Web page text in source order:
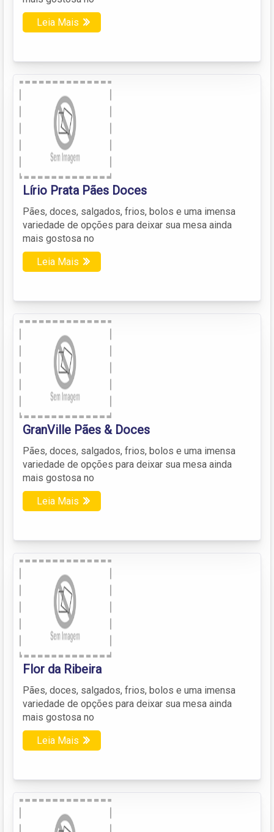
Leia Mais
Lírio Prata Pães Doces
Pães, doces, salgados, frios, bolos e uma imensa
variedade de opções para deixar sua mesa ainda
mais gostosa no
Leia Mais
GranVille Pães & Doces
Pães, doces, salgados, frios, bolos e uma imensa
variedade de opções para deixar sua mesa ainda
mais gostosa no
Leia Mais
Flor da Ribeira
Pães, doces, salgados, frios, bolos e uma imensa
variedade de opções para deixar sua mesa ainda
mais gostosa no
Leia Mais